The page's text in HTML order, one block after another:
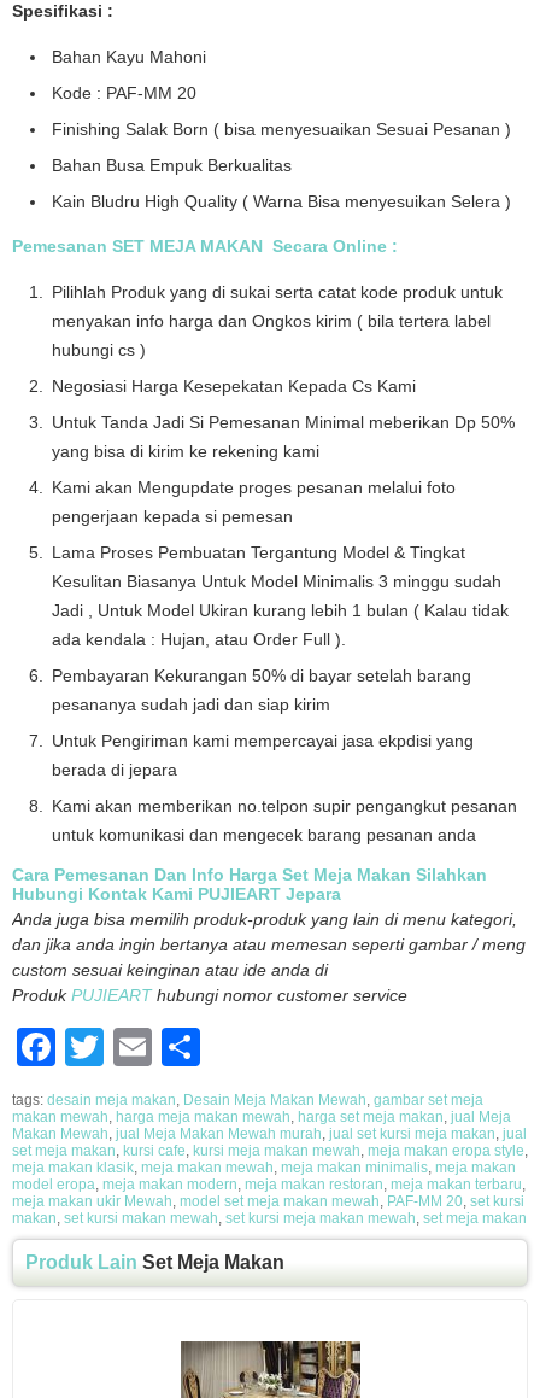
Spesifikasi :
Bahan Kayu Mahoni
Kode : PAF-MM 20
Finishing Salak Born ( bisa menyesuaikan Sesuai Pesanan )
Bahan Busa Empuk Berkualitas
Kain Bludru High Quality ( Warna Bisa menyesuikan Selera )
Pemesanan SET MEJA MAKAN Secara Online :
Pilihlah Produk yang di sukai serta catat kode produk untuk
menyakan info harga dan Ongkos kirim ( bila tertera label
hubungi cs )
Negosiasi Harga Kesepekatan Kepada Cs Kami
Untuk Tanda Jadi Si Pemesanan Minimal meberikan Dp 50%
yang bisa di kirim ke rekening kami
Kami akan Mengupdate proges pesanan melalui foto
pengerjaan kepada si pemesan
Lama Proses Pembuatan Tergantung Model & Tingkat
Kesulitan Biasanya Untuk Model Minimalis 3 minggu sudah
Jadi , Untuk Model Ukiran kurang lebih 1 bulan ( Kalau tidak
ada kendala : Hujan, atau Order Full ).
Pembayaran Kekurangan 50% di bayar setelah barang
pesananya sudah jadi dan siap kirim
Untuk Pengiriman kami mempercayai jasa ekpdisi yang
berada di jepara
Kami akan memberikan no.telpon supir pengangkut pesanan
untuk komunikasi dan mengecek barang pesanan anda
Cara Pemesanan Dan Info Harga Set Meja Makan Silahkan
Hubungi Kontak Kami PUJIEART Jepara
Anda juga bisa memilih produk-produk yang lain di menu kategori,
dan jika anda ingin bertanya atau memesan seperti gambar / meng
custom sesuai keinginan atau ide anda di
ProdukPUJIEARThubungi nomor customer service
Facebook
TwitterEmail
tags: desain meja makan, Desain Meja Makan Mewah, gambar set meja
makan mewah, harga meja makan mewah, harga set meja makan, jual Meja
Makan Mewah, jual Meja Makan Mewah murah, jual set kursi meja makan, jual
set meja makan, kursi cafe, kursi meja makan mewah, meja makan eropa style,
meja makan klasik, meja makan mewah, meja makan minimalis, meja makan
model eropa, meja makan modern, meja makan restoran, meja makan terbaru,
meja makan ukir Mewah, model set meja makan mewah, PAF-MM 20, set kursi
makan, set kursi makan mewah, set kursi meja makan mewah, set meja makan
Produk Lain Set Meja Makan